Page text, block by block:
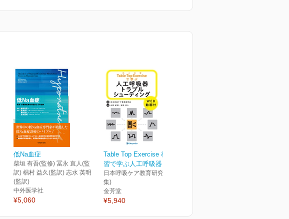
低Na血症
柴垣 有吾(監修) 冨永 直人(監
訳) 椙村 益久(監訳) 志水 英明
(監訳)
中外医学社
¥5,060
Table Top Exercise 机上演
習で学ぶ人工呼吸器トラ...
日本呼吸ケア教育研究会(編
集)
金芳堂
¥5,940